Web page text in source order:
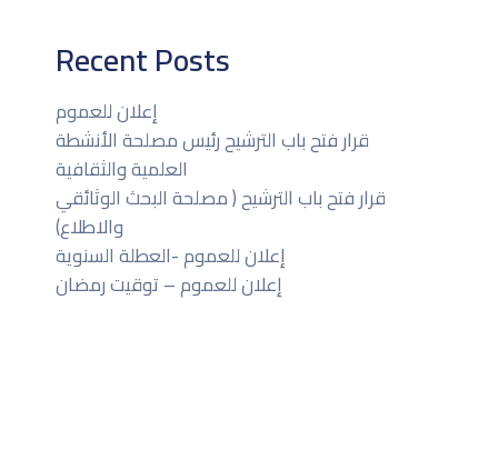
Recent Posts
إعلان للعموم
قرار فتح باب الترشيح رئيس مصلحة الأنشطة
العلمية والثقافية
قرار فتح باب الترشيح ( مصلحة البحث الوثائقي
والاطلاع)
إعلان للعموم -العطلة السنوية
إعلان للعموم – توقيت رمضان